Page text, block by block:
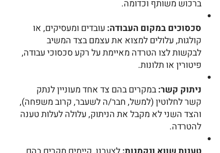
ברכוש משותף וכדומה.
סכסוכים במקום העבודה: עובדים ומעסיקים, או
קולגות, עלולים למצוא את עצמם בצד המשיב
לבקשות לצו הטרדה מאיימת על רקע סכסוכי עבודה,
פיטורין או תלונות.
ניתוק קשר:במקרים בהם צד אחד מעוניין לנתק
קשר לחלוטין (למשל, חבר/ה לשעבר, קרוב משפחה),
והצד השני לא מקבל את הניתוק, עלולה לעלות טענה
להטרדה.